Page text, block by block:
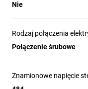
Nie
Rodzaj połączenia
Połączenie śrubowe
Znamionowe napięcie